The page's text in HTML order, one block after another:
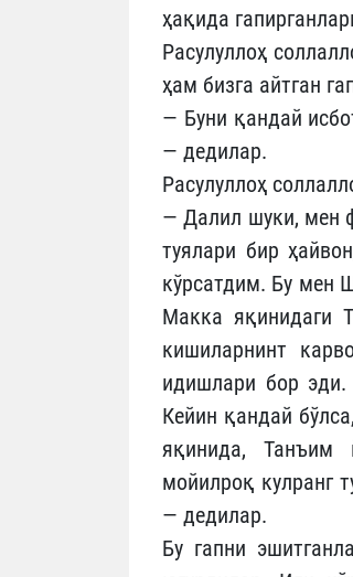
ҳақида
Расулуллоҳ
ҳам бизга айтган
— Буни қандай
— дедилар.
Расулуллоҳ
— Далил шуки, мен
туялари бир
кўрсатдим. Бу мен
Макка яқинидаги
кишиларнинт
идишлари бор эди.
Кейин қандай
яқинида, Танъим
мойилроқ кулранг
— дедилар.
Бу гапни